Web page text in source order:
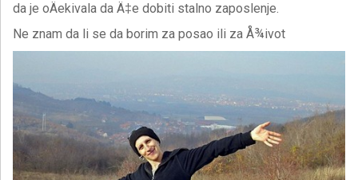
da je oÄekivala da Ä‡e dobiti stalno zaposlenje.
Ne znam da li se da borim za posao ili za Å¾ivot